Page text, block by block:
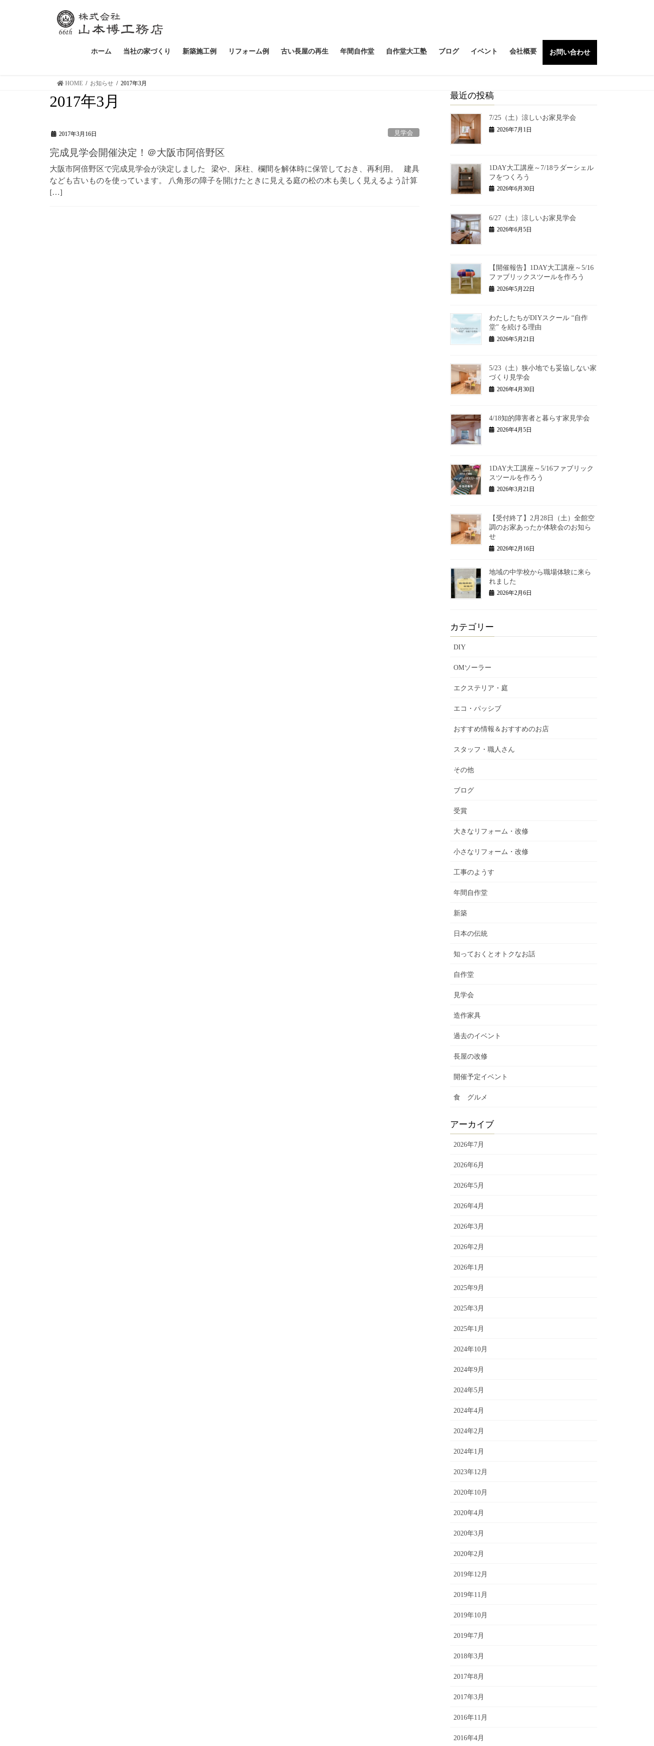
ホーム 当社の家づくり 新築施工例 リフォーム例 古い長屋の再生 年間自作堂 自作堂大工塾 ブログ イベント 会社概要 お問い合わせ
HOME お知らせ 2017年3月
2017年3月
2017年3月16日 見学会
完成見学会開催決定！＠大阪市阿倍野区
大阪市阿倍野区で完成見学会が決定しました 梁や、床柱、欄間を解体時に保管しておき、再利用。 建具
なども古いものを使っています。 八角形の障子を開けたときに見える庭の松の木も美しく見えるよう計算
[…]
最近の投稿
7/25（土）涼しいお家見学会
2026年7月1日
1DAY大工講座～7/18ラダーシェル
フをつくろう
2026年6月30日
6/27（土）涼しいお家見学会
2026年6月5日
【開催報告】1DAY大工講座～5/16
ファブリックスツールを作ろう
2026年5月22日
わたしたちがDIYスクール “自作
堂” を続ける理由
2026年5月21日
5/23（土）狭小地でも妥協しない家
づくり見学会
2026年4月30日
4/18知的障害者と暮らす家見学会
2026年4月5日
1DAY大工講座～5/16ファブリック
スツールを作ろう
2026年3月21日
【受付終了】2月28日（土）全館空
調のお家あったか体験会のお知ら
せ
2026年2月16日
地域の中学校から職場体験に来ら
れました
2026年2月6日
カテゴリー
DIY
OMソーラー
エクステリア・庭
エコ・パッシブ
おすすめ情報＆おすすめのお店
スタッフ・職人さん
その他
ブログ
受賞
大きなリフォーム・改修
小さなリフォーム・改修
工事のようす
年間自作堂
新築
日本の伝統
知っておくとオトクなお話
自作堂
見学会
造作家具
過去のイベント
長屋の改修
開催予定イベント
食 グルメ
アーカイブ
2026年7月
2026年6月
2026年5月
2026年4月
2026年3月
2026年2月
2026年1月
2025年9月
2025年3月
2025年1月
2024年10月
2024年9月
2024年5月
2024年4月
2024年2月
2024年1月
2023年12月
2020年10月
2020年4月
2020年3月
2020年2月
2019年12月
2019年11月
2019年10月
2019年7月
2018年3月
2017年8月
2017年3月
2016年11月
2016年4月